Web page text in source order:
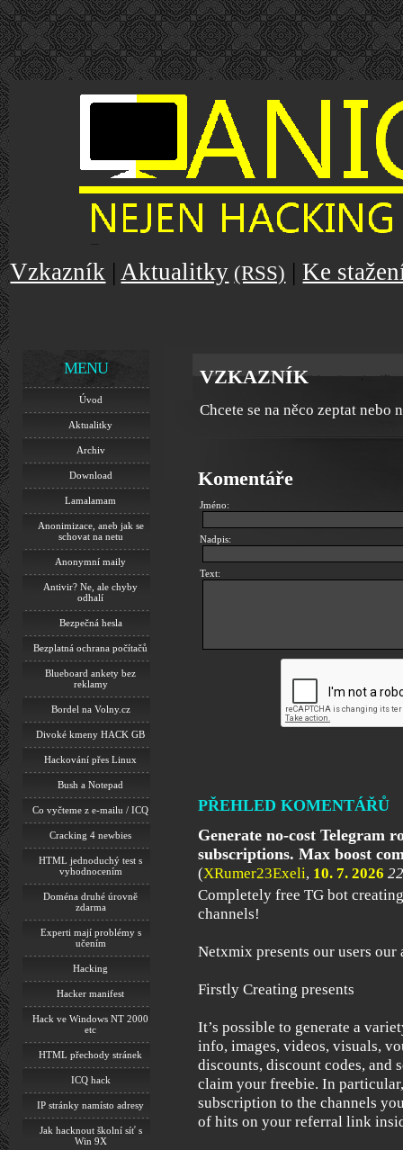
Vzkazník |Aktualitky (RSS) |Ke
MENU
Úvod
Aktualitky
Archiv
Download
Lamalamam
Anonimizace, aneb jak se
schovat na netu
Anonymní maily
Antivir? Ne, ale chyby
odhalí
Bezpečná hesla
Bezplatná ochrana počítačů
Blueboard ankety bez
reklamy
Bordel na Volny.cz
Divoké kmeny HACK GB
Hackování přes Linux
Bush a Notepad
Co vyčteme z e-mailu / ICQ
Cracking 4 newbies
HTML jednoduchý test s
vyhodnocením
Doména druhé úrovně
zdarma
Experti mají problémy s
učením
Hacking
Hacker manifest
Hack ve Windows NT 2000
etc
HTML přechody stránek
ICQ hack
IP stránky namísto adresy
Jak hacknout školní síť s
Win 9X
VZKAZNÍK
Chcete se na něco zeptat nebo
Komentáře
Jméno:
Nadpis:
Text:
PŘEHLED KOMENTÁŘŮ
Generate no-cost Telegram
subscriptions. Max boost
(XRumer23Exeli, 10. 7. 2026
Completely free TG bot
channels!
Netxmix presents our users
Firstly Creating presents
It’s possible to generate a
info, images, videos, visuals,
discounts, discount codes, and
claim your freebie. In
subscription to the channels
of hits on your referral link